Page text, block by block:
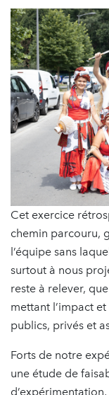
Cet exercice
chemin parcouru,
l’équipe sans
surtout à nous
reste à relever,
mettant l’impact
publics, privés et
Forts de notre
une étude de